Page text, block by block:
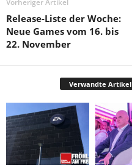
Vorheriger Artikel
Release-Liste der Woche:
Neue Games vom 16. bis
22. November
Verwandte Artikel